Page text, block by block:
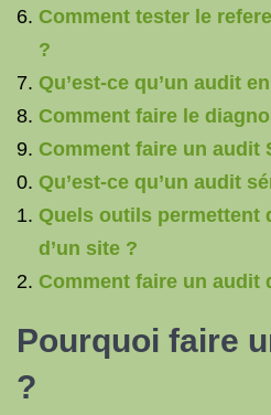
Comment tester le
?
Qu’est-ce qu’un audit
Comment faire le
Comment faire un audit
Qu’est-ce qu’un audit
Quels outils permettent
d’un site ?
Comment faire un audit
Pourquoi faire
?